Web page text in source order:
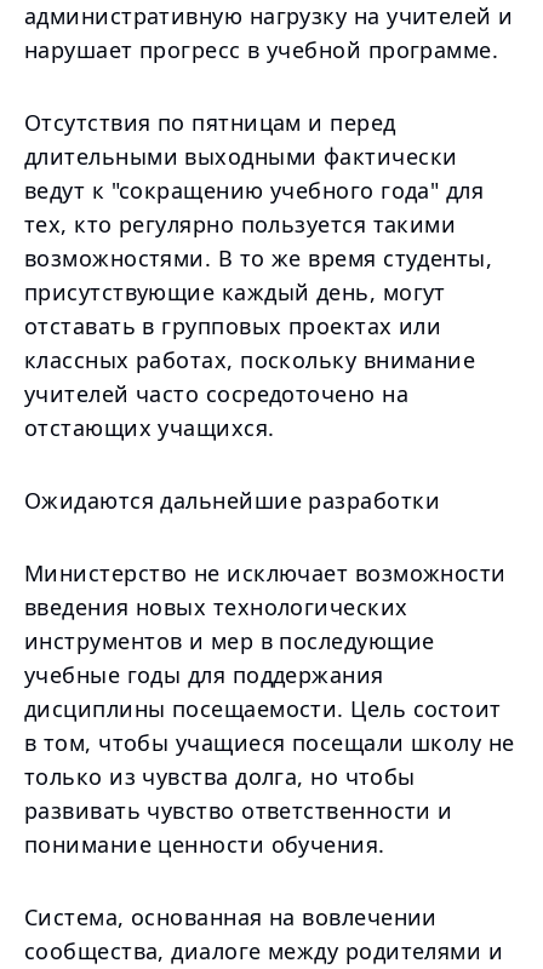
административную нагрузку на учителей и
нарушает прогресс в учебной программе.
Отсутствия по пятницам и перед
длительными выходными фактически
ведут к "сокращению учебного года" для
тех, кто регулярно пользуется такими
возможностями. В то же время студенты,
присутствующие каждый день, могут
отставать в групповых проектах или
классных работах, поскольку внимание
учителей часто сосредоточено на
отстающих учащихся.
Ожидаются дальнейшие разработки
Министерство не исключает возможности
введения новых технологических
инструментов и мер в последующие
учебные годы для поддержания
дисциплины посещаемости. Цель состоит
в том, чтобы учащиеся посещали школу не
только из чувства долга, но чтобы
развивать чувство ответственности и
понимание ценности обучения.
Система, основанная на вовлечении
сообщества, диалоге между родителями и